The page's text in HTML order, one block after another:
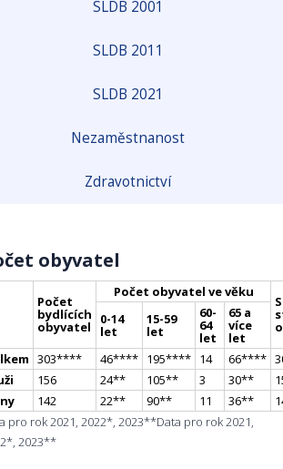
SLDB 2001
SLDB 2011
SLDB 2021
Nezaměstnanost
Zdravotnictví
obyvatel
Počet
bydlících
obyvatel
Počet obyvatel ve věku
0-14
let
15-59
let
60-
64
let
65 a
více
let
303**** 46**** 195**** 14 66****
156 24** 105** 3 30**
142 22** 90** 11 36**
pro rok 2021, 2022*, 2023**Data pro rok 2021,
2023**